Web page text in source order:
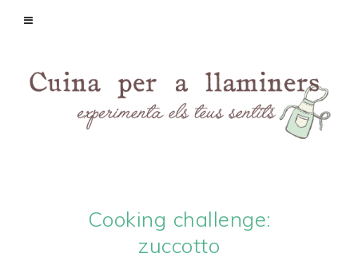
Cooking challenge:
zuccotto